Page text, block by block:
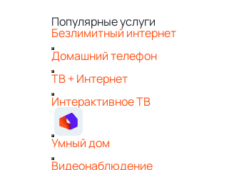
Популярные услуги
Безлимитный интернет
Домашний телефон
ТВ + Интернет
Интерактивное ТВ
Умный дом
Видеонаблюдение